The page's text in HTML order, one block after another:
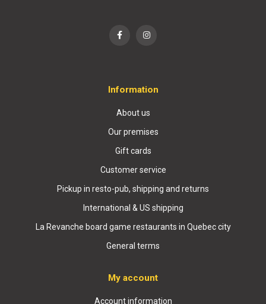
Information
About us
Our premises
Gift cards
Customer service
Pickup in resto-pub, shipping and returns
International & US shipping
La Revanche board game restaurants in Quebec city
General terms
My account
Account information